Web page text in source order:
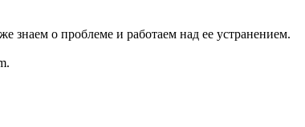
знаем о проблеме и работаем над ее устранением.